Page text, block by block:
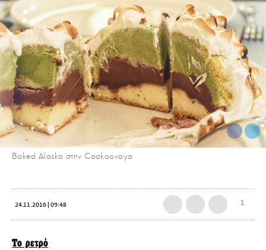
Baked Alaska στην Cookoovaya
24.11.2016 | 09:48 1
Το ρετρό